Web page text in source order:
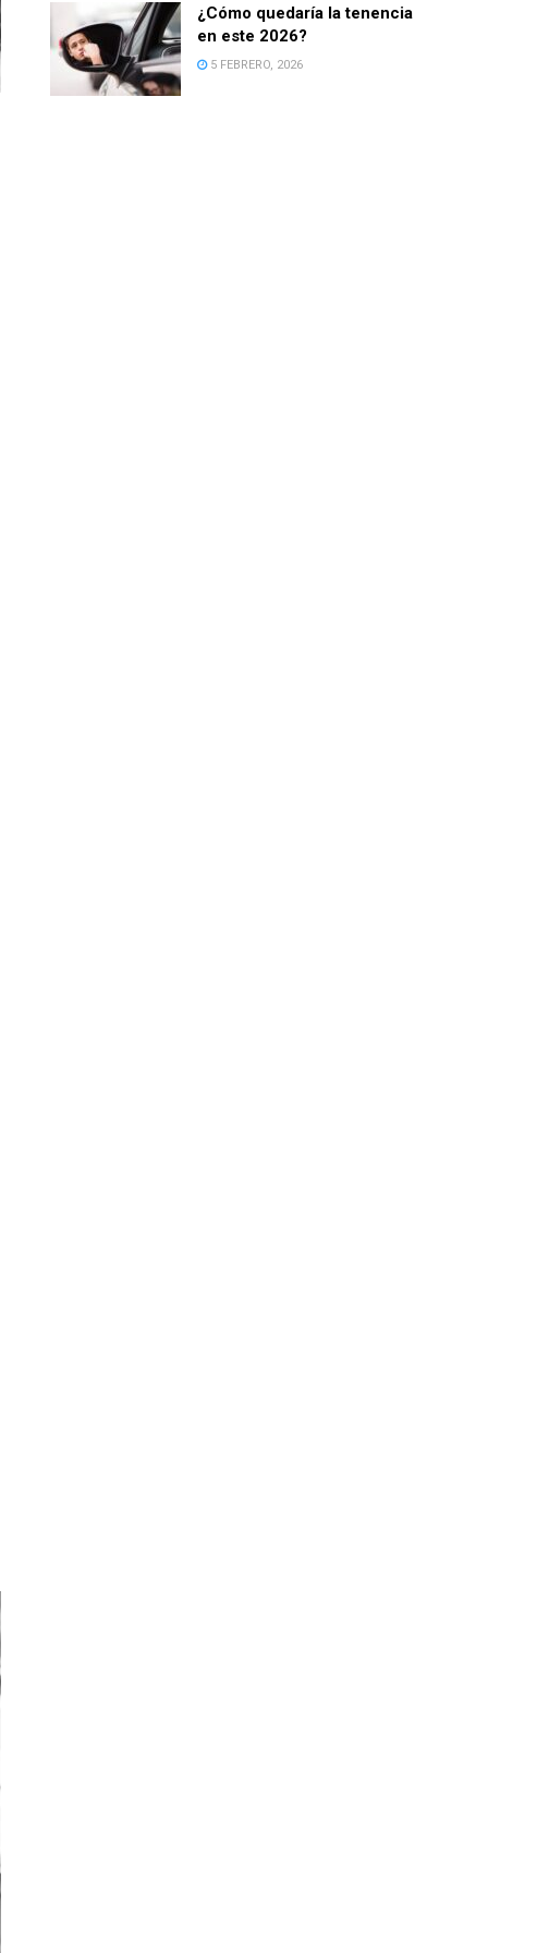
¿Cómo quedaría la tenencia
en este 2026?
5 FEBRERO, 2026